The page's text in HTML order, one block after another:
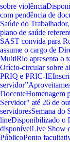
sobre violência
com pendência de
Saúde do
plano de saúde
SAST convida para
assume o cargo de
MultiRio apresenta o
Ofício-circular sobre
PRIQ e PRIC-IE
servidor”
DocenteHomenagem
Servidor" até 26 de
servidoresSemana do
lineDisponibilizado o
disponívelLive Show
PúblicoPonto